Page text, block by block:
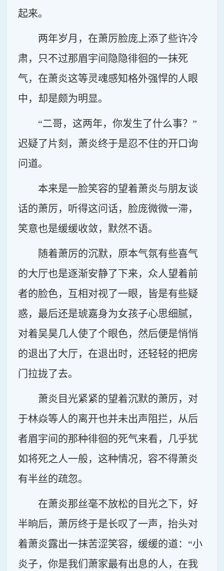
起来。
两年岁月，在萧厉脸庞上添了些许冷
肃，只不过那眉宇间隐隐徘徊的一抹死
气，在萧炎这等灵魂感知格外强悍的人眼
中，却是颇为明显。
“二哥，这两年，你发生了什么事？”
迟疑了片刻，萧炎终于是忍不住的开口询
问道。
本来是一脸笑容的望着萧炎与朋友谈
话的萧厉，听得这问话，脸庞微微一滞，
笑意也是缓缓收敛，默然不语。
随着萧厉的沉默，原本气氛有些喜气
的大厅也是逐渐安静了下来，众人望着前
者的脸色，互相对视了一眼，皆是有些疑
惑，最后还是琥嘉身为女孩子心思细腻，
对着吴昊几人使了个眼色，然后便是悄悄
的退出了大厅，在退出时，还轻轻的把房
门拉拢了去。
萧炎目光紧紧的望着沉默的萧厉，对
于林焱等人的离开也并未出声阻拦，从后
者眉宇间的那种徘徊的死气来看，几乎犹
如将死之人一般，这种情况，容不得萧炎
有半丝的疏忽。
在萧炎那丝毫不放松的目光之下，好
半晌后，萧厉终于是长叹了一声，抬头对
着萧炎露出一抹苦涩笑容，缓缓的道：“小
炎子，你是我们萧家最有出息的人，在我